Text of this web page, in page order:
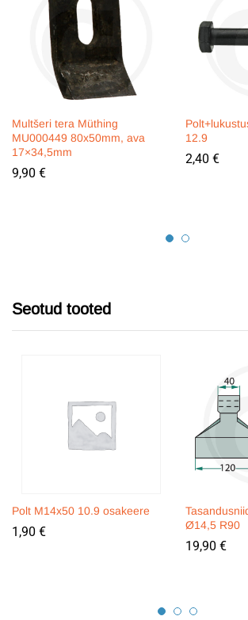
Multšeri tera Müthing
MU000449 80x50mm, ava
17×34,5mm
9,90 €
12.9
2,40 €
Seotud tooted
Polt M14x50 10.9 osakeere
1,90 €
Ø14,5 R90
19,90 €